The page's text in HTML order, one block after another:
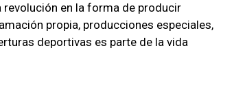
revolución en la forma de producir
propia, produc­ciones especiales,
deportivas es parte de la vida